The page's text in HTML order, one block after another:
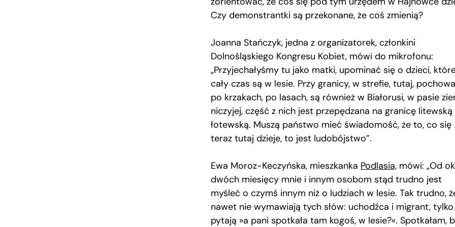
Czy demonstrantki są przekonane, że coś zmienią?
Joanna Stańczyk, jedna z organizatorek, członkini
Dolnośląskiego Kongresu Kobiet, mówi do mikrofonu:
„Przyjechałyśmy tu jako matki, upominać się o dzieci,
cały czas są w lesie. Przy granicy, w strefie, tutaj,
po krzakach, po lasach, są również w Białorusi, w pasie
niczyjej, część z nich jest przepędzana na granicę litewską
łotewską. Muszą państwo mieć świadomość, że to, co się
teraz tutaj dzieje, to jest ludobójstwo”.
Ewa Moroz-Keczyńska, mieszkanka Podlasia, mówi: „Od
dwóch miesięcy mnie i innym osobom stąd trudno jest
myśleć o czymś innym niż o ludziach w lesie. Tak trudno,
nawet nie wymawiają tych słów: uchodźca i migrant, tylko
pytają »a pani spotkała tam kogoś, w lesie?«. Spotkałam,